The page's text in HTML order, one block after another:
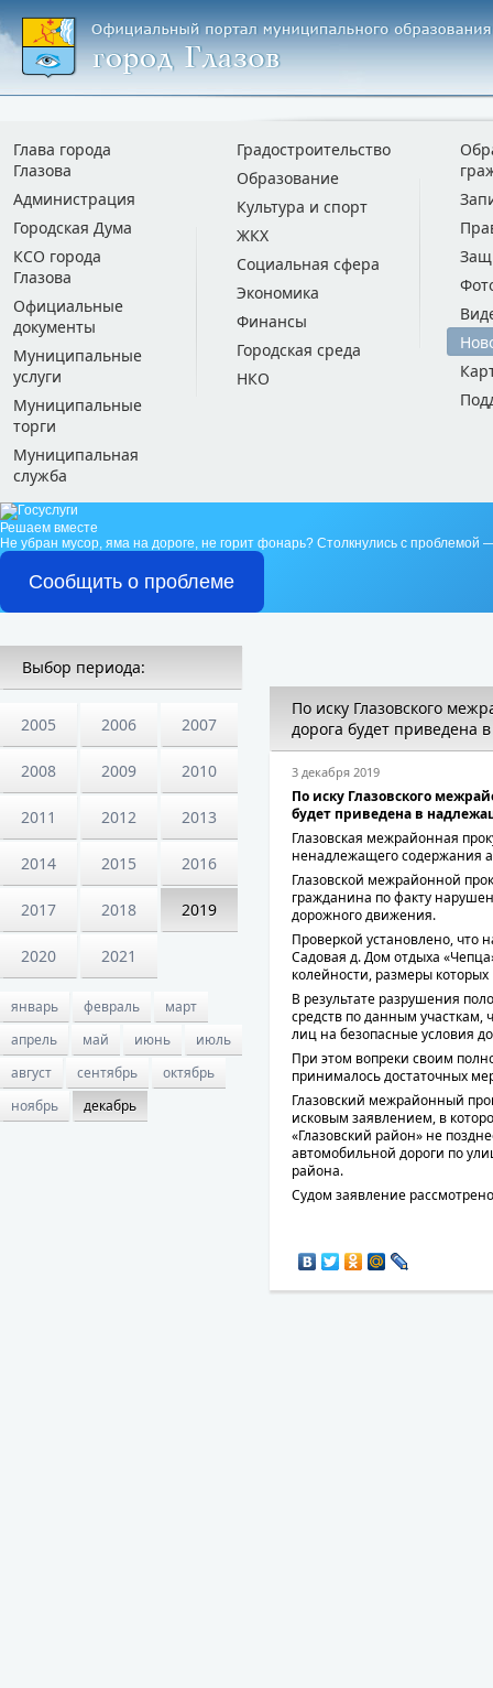
Глава города
Глазова
Администрация
Городская Дума
КСО города
Глазова
Официальные
документы
Муниципальные
услуги
Муниципальные
торги
Муниципальная
служба
Градостроительство
Образование
Культура и спорт
ЖКХ
Социальная сфера
Экономика
Финансы
Городская среда
НКО
Решаем вместе
Не убран мусор, яма на дороге, не горит фонарь? Столкнулись с проблемой
Сообщить о проблеме
Выбор периода:
2005 2006 2007
2008 2009 2010
2011 2012 2013
2014 2015 2016
2017 2018 2019
2020 2021
январь февраль
март
апрель
май июнь
июль
август
сентябрь
октябрь
ноябрь
декабрь
По иску Глазовского
дорога будет приведена
3 декабря 2019
По иску Глазовского
будет приведена в
Глазовская межрайонная
ненадлежащего содержания
Глазовской межрайонной
гражданина по факту
дорожного движения.
Проверкой установлено, что
Садовая д. Дом отдыха
колейности, размеры
В результате разрушения
средств по данным участкам,
лиц на безопасные условия
При этом вопреки своим
принималось достаточных
Глазовский межрайонный
исковым заявлением, в
«Глазовский район» не
автомобильной дороги по
района.
Судом заявление